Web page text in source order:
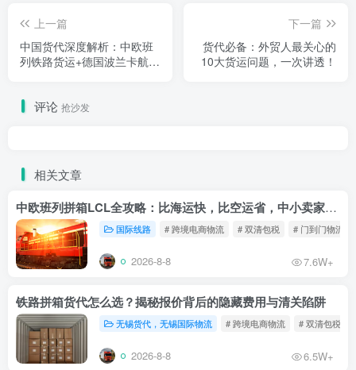
上一篇
中国货代深度解析：中欧班
列铁路货运+德国波兰卡航
下一篇
货代必备：外贸人最关心的
10大货运问题，一次讲透！
评论 抢沙发
相关文章
中欧班列拼箱LCL全攻略：比海运快，比空运省，中小卖家的物流新宠！
国际线路 # 跨境电商物流 # 双清包税 # 门到门物流
2026-8-8 7.6W+
铁路拼箱货代怎么选？揭秘报价背后的隐藏费用与清关陷阱
无锡货代，无锡国际物流 # 跨境电商物流 # 双清包税
2026-8-8 6.5W+